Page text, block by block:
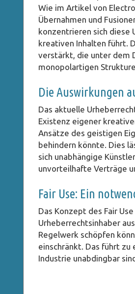
Wie im Artikel von
Übernahmen und
konzentrieren sich diese
kreativen Inhalten führt.
verstärkt, die unter dem
monopolartigen
Die Auswirkungen
Das aktuelle
Existenz eigener
Ansätze des geistigen
behindern könnte. Dies
sich unabhängige
unvorteilhafte Verträge
Fair Use: Ein
Das Konzept des Fair
Urheberrechtsinhaber
Regelwerk schöpfen
einschränkt. Das führt
Industrie unabdingbar